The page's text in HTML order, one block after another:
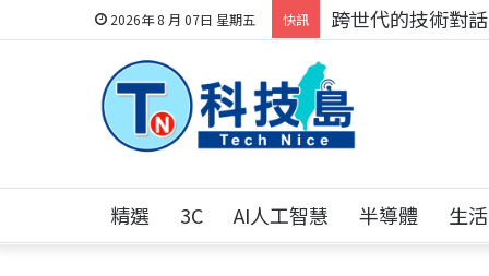
2026年 8 月 07日 星期五 快訊 跨世代的技術對
精選 3C AI人工智慧 半導體 生活